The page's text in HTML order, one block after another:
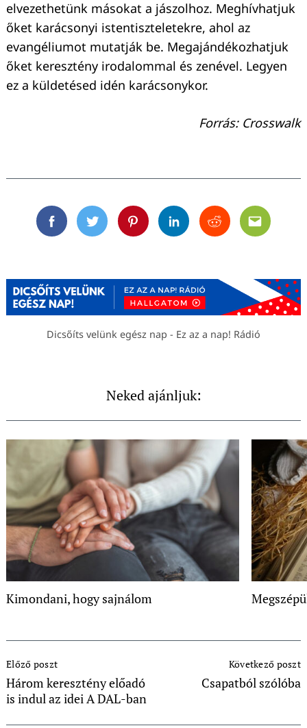
elvezethetünk másokat a jászolhoz. Meghívhatjuk
őket karácsonyi istentiszteletekre, ahol az
evangéliumot mutatják be. Megajándékozhatjuk
őket keresztény irodalommal és zenével. Legyen
ez a küldetésed idén karácsonykor.
Forrás: Crosswalk
FacebookTwitterPinterestLinkedinRedditEmail
Dicsőíts velünk egész nap - Ez az a nap! Rádió
Neked ajánljuk:
Kimondani, hogy sajnálom
Navigation
Előző poszt
Három keresztény előadó
is indul az idei A DAL-ban
Következő poszt
Csapatból szólóba